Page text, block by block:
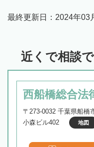
最終更新日： 2024年03
近くで相談
西船橋総合法
〒273-0032 千葉県船橋
小森ビル402
地図